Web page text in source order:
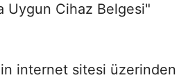
Uygun Cihaz Belgesi"
internet sitesi üzerinden